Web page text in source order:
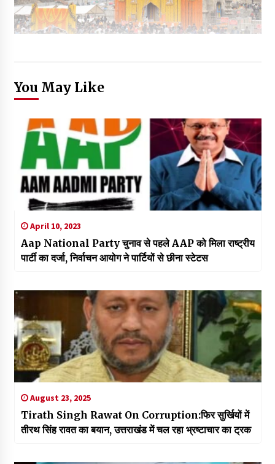
You May Like
April 10, 2023
Aap National Party चुनाव से पहले AAP को मिला राष्ट्रीय
पार्टी का दर्जा, निर्वाचन आयोग ने पार्टियों से छीना स्टेटस
August 23, 2025
Tirath Singh Rawat On Corruption:फिर सुर्खियों में
तीरथ सिंह रावत का बयान, उत्तराखंड में चल रहा भ्रष्टाचार का ट्रक